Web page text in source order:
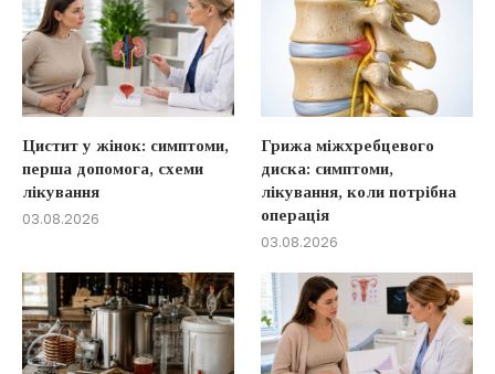
Цистит у жінок: симптоми,
перша допомога, схеми
лікування
03.08.2026
Грижа міжхребцевого
диска: симптоми,
лікування, коли потрібна
операція
03.08.2026